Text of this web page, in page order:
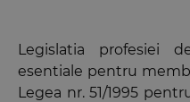
Legislatia profesiei
esentiale pentru
Legea nr. 51/1995